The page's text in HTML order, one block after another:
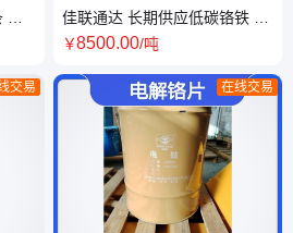
交易
佳联通达 长期供应低碳铬铁 耐
热铁合金材料 性能稳定 生产钢
￥8500.00/吨
在线交易